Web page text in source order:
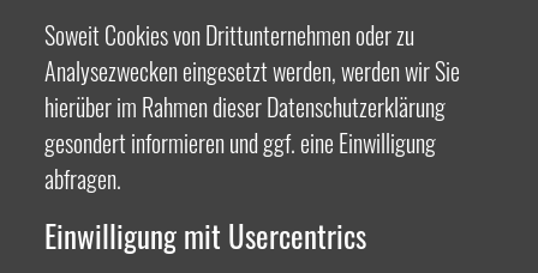
Soweit Cookies von Drittunternehmen oder zu
Analysezwecken eingesetzt werden, werden wir Sie
hierüber im Rahmen dieser Datenschutzerklärung
gesondert informieren und ggf. eine Einwilligung
abfragen.
Einwilligung mit Usercentrics